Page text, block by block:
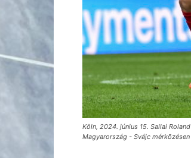
Köln, 2024. június 15. Sallai
Magyarország - Svájc